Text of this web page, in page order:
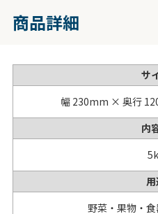
商品詳細
サ
幅 230mm × 奥行
内
野菜・果物・